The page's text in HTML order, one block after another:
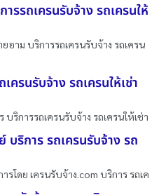
รรถเครนรับจ้าง รถเครนให้
อาม บริการรถเครนรับจ้าง รถเครน
ครนรับจ้าง รถเครนให้เช่า
ริการรถเครนรับจ้าง รถเครนให้เช่า
บริการ รถเครนรับจ้าง รถ
รโดย เครนรับจ้าง.com บริการ รถเค